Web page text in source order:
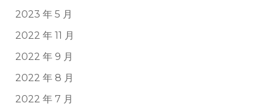
2023 年 5 月
2022 年 11 月
2022 年 9 月
2022 年 8 月
2022 年 7 月